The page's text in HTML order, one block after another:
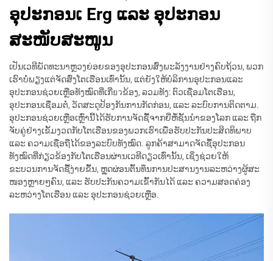
ອຸປະກອນເ Erg ແລະ ອຸປະກອນ
ສະໜັບສະໜູນ
ເປັນເວທີພັດທະນາຫຼວງຍ່ອຍຂອງອຸປະກອນສົ່ງພະລັງງານຢ່າງຄົບຖ້ວນ, ພວກ
ເຮົາບໍ່ພຽງແຕ່ຈັດສົ່ງໂຕເຮືອນເທົ່ານັ້ນ, ແຕ່ຍັງໃຫ້ບໍລິການອຸປະກອນແລະ
ອຸປະກອນຊ່ວຍເຫຼືອທັງໝົດທີ່ເກີ່ยวຂ້ອງ, ລວມທັງ: ຕົວເຊື່ອມໂຕເຮືອນ,
ອຸປະກອນເຊື່ອມຕໍ່, ວັດສະດຸປ້ອງກັນການກັດກ່ອນ, ແລະ ລະບົບການຕິດຕາມ.
ອຸປະກອນຊ່ວຍເຫຼືອເຫຼົ່ານີ້ໄດ້ຮັບການຈັດຊື້ຈາກຍີ່ຫໍ້ຊັ້ນນຳຂອງໂລກ ແລະ ຖືກ
ຈັບຄູ່ຢ່າງເຂັ້ມງວດກັບໂຕເຮືອນຂອງພວກເຮົາເພື່ອຮັບປະກັນປະສິດທິພາບ
ແລະ ຄວາມເຊື່ອຖືໄດ້ຂອງລະບົບທັງໝົດ. ລູກຄ້າສາມາດຈັດຊື້ອຸປະກອນ
ທັງໝົດທີ່ກ່ຽວຂ້ອງກັບໂຕເຮືອນຜ່ານເວທີດຽວເທົ່ານັ້ນ, ເຊິ່ງຊ່ວຍໃຫ້
ຂະບວນການຈັດຊື້ງ່າຍຂຶ້ນ, ຫຼຸດຜ່ອນຕົ້ນທຶນການປະສານງານລະຫວ່າງຜູ້ສະ
ໜອງຫຼາຍໆຄົນ, ແລະ ຮັບປະກັນຄວາມເຂົ້າກັນໄດ້ ແລະ ຄວາມສອດຄ່ອງ
ລະຫວ່າງໂຕເຮືອນ ແລະ ອຸປະກອນຊ່ວຍເຫຼືອ.